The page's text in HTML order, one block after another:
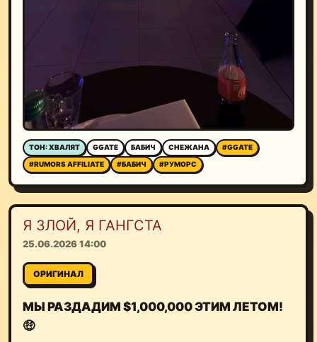
ТОН: ХВАЛЯТ GGATE БАБИЧ СНЕЖАНА
#GGATE
#RUMORS AFFILIATE
#БАБИЧ #РУМОРС
Я ЗЛОЙ, Я ГАНГСТА
25.06.2026 14:00
ОРИГИНАЛ
МЫ РАЗДАДИМ $1,000,000 ЭТИМ ЛЕТОМ!
🤑